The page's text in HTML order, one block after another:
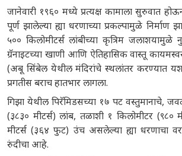
जानेवारी १९६० मध्ये प्रत्यक्ष कामाला सुरुवात
पूर्ण झालेल्या ह्या धरणाच्या प्रकल्पामुळे निर्माण
५०० किलोमीटर्स लांबीच्या कृत्रिम जलाशयामुळे
ग्रॅनाइटच्या खाणी आणि ऐतिहासिक वास्तू
(अबू सिंबेल येथील मंदिरांचे स्थलांतर करण्यात
प्रगतीस बराच हातभार लागला.
गिझा येथील पिरॅमिडसच्या १७ पट वस्तुमानाचे,
(३८३० मीटर्स) लांब, तळाशी १ किलोमीटर
मीटर्स (३६४ फुट) उंच असलेल्या ह्या धरणाचा
रुंदीचा आहे.